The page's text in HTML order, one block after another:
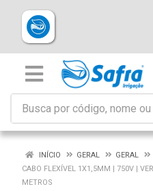
INÍCIO GERAL
GERAL
CABO FLEXÍVEL 1X1,5MM | 750V |
METROS